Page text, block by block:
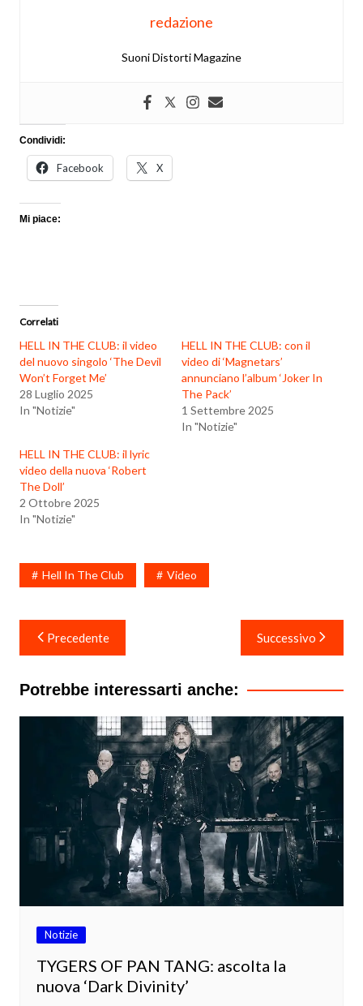
redazione
Suoni Distorti Magazine
Condividi:
Facebook X
Mi piace:
Correlati
HELL IN THE CLUB: il video
del nuovo singolo ‘The Devil
Won’t Forget Me’
28 Luglio 2025
In "Notizie"
HELL IN THE CLUB: con il
video di ‘Magnetars’
annunciano l’album ‘Joker In
The Pack’
1 Settembre 2025
In "Notizie"
HELL IN THE CLUB: il lyric
video della nuova ‘Robert
The Doll’
2 Ottobre 2025
In "Notizie"
Hell In The Club Video
Navigazione
articoli
Precedente Successivo
Potrebbe interessarti anche:
Notizie
TYGERS OF PAN TANG: ascolta la
nuova ‘Dark Divinity’